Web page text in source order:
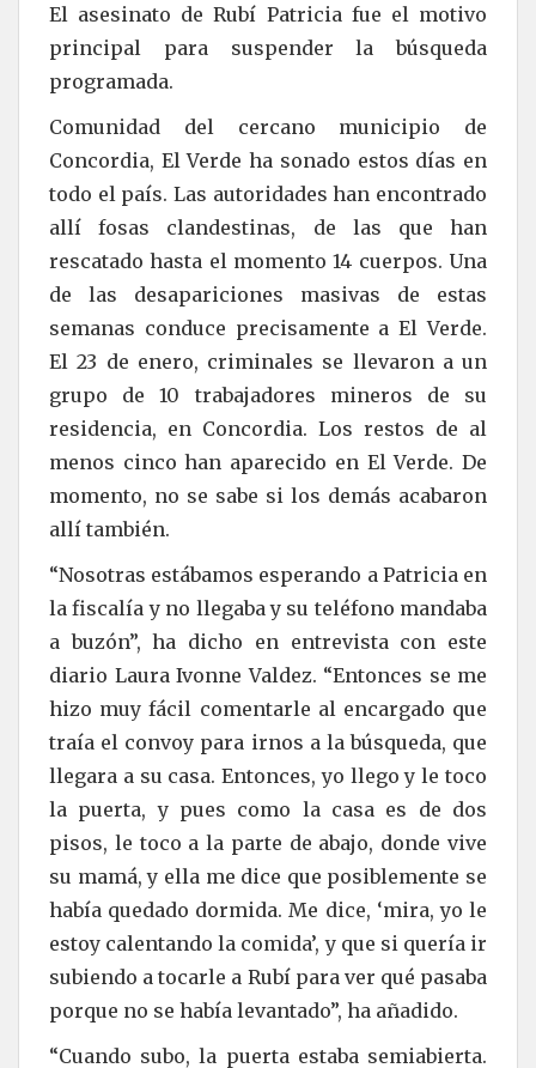
El asesinato de Rubí Patricia fue el motivo
principal para suspender la búsqueda
programada.
Comunidad del cercano municipio de
Concordia, El Verde ha sonado estos días en
todo el país. Las autoridades han encontrado
allí fosas clandestinas, de las que han
rescatado hasta el momento 14 cuerpos. Una
de las desapariciones masivas de estas
semanas conduce precisamente a El Verde.
El 23 de enero, criminales se llevaron a un
grupo de 10 trabajadores mineros de su
residencia, en Concordia. Los restos de al
menos cinco han aparecido en El Verde. De
momento, no se sabe si los demás acabaron
allí también.
“Nosotras estábamos esperando a Patricia en
la fiscalía y no llegaba y su teléfono mandaba
a buzón”, ha dicho en entrevista con este
diario Laura Ivonne Valdez. “Entonces se me
hizo muy fácil comentarle al encargado que
traía el convoy para irnos a la búsqueda, que
llegara a su casa. Entonces, yo llego y le toco
la puerta, y pues como la casa es de dos
pisos, le toco a la parte de abajo, donde vive
su mamá, y ella me dice que posiblemente se
había quedado dormida. Me dice, ‘mira, yo le
estoy calentando la comida’, y que si quería ir
subiendo a tocarle a Rubí para ver qué pasaba
porque no se había levantado”, ha añadido.
“Cuando subo, la puerta estaba semiabierta.